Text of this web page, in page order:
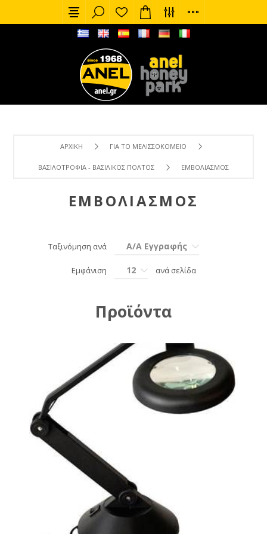
ΑΡΧΙΚΉ ΓΙΑ ΤΟ ΜΕΛΙΣΣΟΚΟΜΕΊΟ
ΒΑΣΙΛΟΤΡΟΦΊΑ - ΒΑΣΙΛΙΚΌΣ ΠΟΛΤΌΣ ΕΜΒΟΛΙΑΣΜΌΣ
ΕΜΒΟΛΙΑΣΜΌΣ
Ταξινόμηση ανά Α/Α Εγγραφής
Εμφάνιση 12 ανά σελίδα
Προϊόντα